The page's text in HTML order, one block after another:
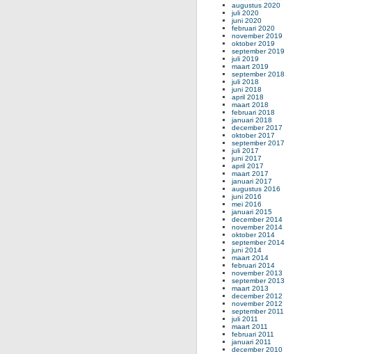
augustus 2020
juli 2020
juni 2020
februari 2020
november 2019
oktober 2019
september 2019
juli 2019
maart 2019
september 2018
juli 2018
juni 2018
april 2018
maart 2018
februari 2018
januari 2018
december 2017
oktober 2017
september 2017
juli 2017
juni 2017
april 2017
maart 2017
januari 2017
augustus 2016
juni 2016
mei 2016
januari 2015
december 2014
november 2014
oktober 2014
september 2014
juni 2014
maart 2014
februari 2014
november 2013
september 2013
maart 2013
december 2012
november 2012
september 2011
juli 2011
maart 2011
februari 2011
januari 2011
december 2010